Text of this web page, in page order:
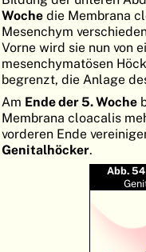
Woche die Membrana
Mesenchym
Vorne wird sie nun von
mesenchymatösen
begrenzt, die Anlage
Am Ende der 5. Woche
Membrana cloacalis
vorderen Ende
Genitalhöcker.
Abb.